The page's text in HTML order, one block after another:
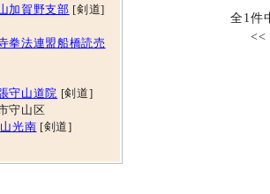
全1件
<<
加賀野支部 [剣道]
拳法連盟船橋読売
守山道院 [剣道]
守山区
光南 [剣道]